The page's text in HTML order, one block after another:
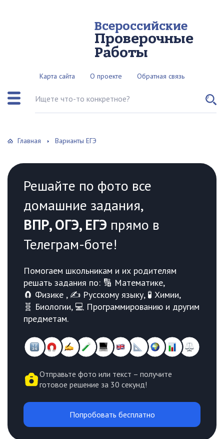
Всероссийские
Проверочные
Работы
Карта сайта О проекте Обратная связь
Поиск по сайту
Главная Варианты ЕГЭ
Решайте по фото все
домашние задания,
ВПР, ОГЭ, ЕГЭ прямо в
Телеграм-боте!
Помогаем школьникам и их родителям
решать задания по: 🔢 Математике,
🧲 Физике , ✍️ Русскому языку, 🧪 Химии,
🧬 Биологии, 💻 Программированию и другим
предметам.
Отправьте фото или текст – получите
готовое решение за 30 секунд!
Попробовать бесплатно